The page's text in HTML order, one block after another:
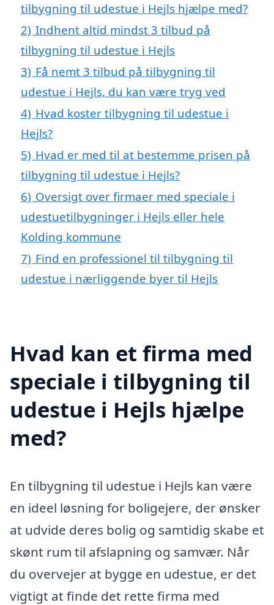
tilbygning til udestue i Hejls hjælpe med?
2) Indhent altid mindst 3 tilbud på
tilbygning til udestue i Hejls
3) Få nemt 3 tilbud på tilbygning til
udestue i Hejls, du kan være tryg ved
4) Hvad koster tilbygning til udestue i
Hejls?
5) Hvad er med til at bestemme prisen på
tilbygning til udestue i Hejls?
6) Oversigt over firmaer med speciale i
udestuetilbygninger i Hejls eller hele
Kolding kommune
7) Find en professionel til tilbygning til
udestue i nærliggende byer til Hejls
Hvad kan et firma med
speciale i tilbygning til
udestue i Hejls hjælpe
med?
En tilbygning til udestue i Hejls kan være
en ideel løsning for boligejere, der ønsker
at udvide deres bolig og samtidig skabe et
skønt rum til afslapning og samvær. Når
du overvejer at bygge en udestue, er det
vigtigt at finde det rette firma med